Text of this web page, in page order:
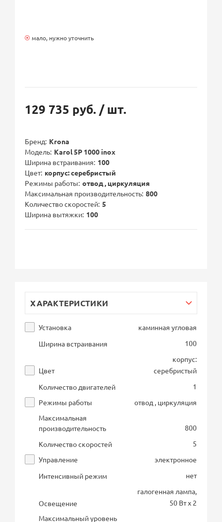
мало, нужно уточнить
129 735 руб. / шт.
Бренд Krona
Модель Karol 5P 1000 inox
Ширина встраивания 100
Цвет корпус: серебристый
Режимы работы отвод , циркуляция
Максимальная производительность 800
Количество скоростей 5
Ширина вытяжки 100
ХАРАКТЕРИСТИКИ
Установка
каминная угловая
Ширина встраивания
100
Цвет
корпус:
серебристый
Количество двигателей
1
Режимы работы
отвод , циркуляция
Максимальная
производительность
800
Количество скоростей
5
Управление
электронное
Интенсивный режим
нет
Освещение
галогенная лампа,
50 Вт х 2
Максимальный уровень